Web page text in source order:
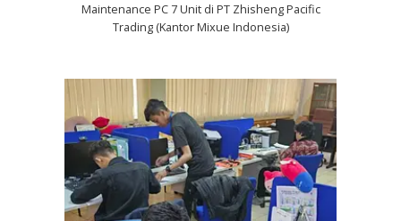
Maintenance PC 7 Unit di PT Zhisheng Pacific
Trading (Kantor Mixue Indonesia)